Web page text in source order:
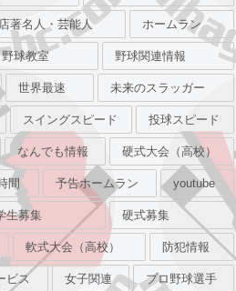
著名人・芸能人 ホームラン
野球教室 野球関連情報
世界最速 未来のスラッガー
スイングスピード 投球スピード
なんでも情報 硬式大会（高校）
間 予告ホームラン youtube
生募集 硬式募集
軟式大会（高校） 防犯情報
ビス 女子関連 プロ野球選手